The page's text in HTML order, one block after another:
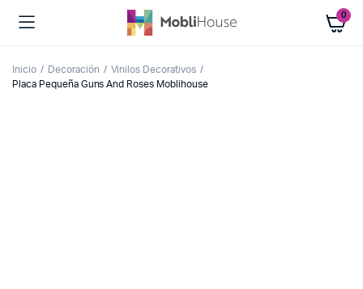
0
Inicio Decoración
Vinilos Decorativos
Placa Pequeña Guns And Roses Moblihouse